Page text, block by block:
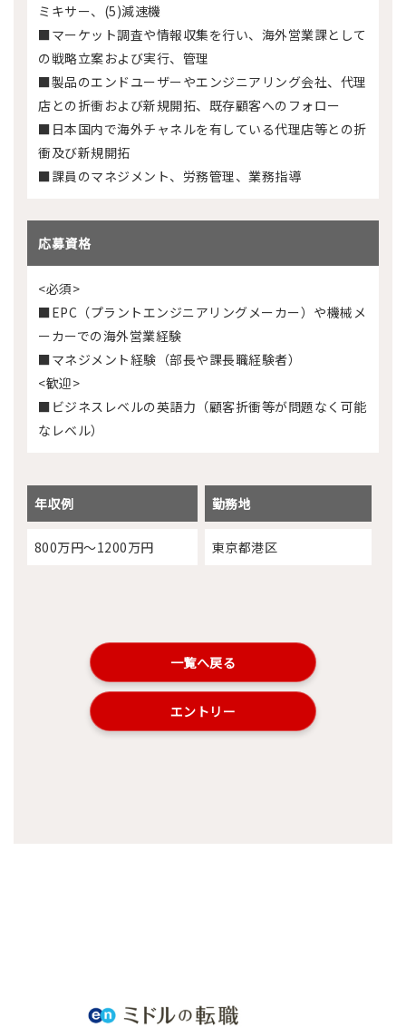
ミキサー、(5)減速機
■マーケット調査や情報収集を行い、海外営業課として
の戦略立案および実行、管理
■製品のエンドユーザーやエンジニアリング会社、代理
店との折衝および新規開拓、既存顧客へのフォロー
■日本国内で海外チャネルを有している代理店等との折
衝及び新規開拓
■課員のマネジメント、労務管理、業務指導
応募資格
<必須>
■EPC（プラントエンジニアリングメーカー）や機械メ
ーカーでの海外営業経験
■マネジメント経験（部長や課長職経験者）
<歓迎>
■ビジネスレベルの英語力（顧客折衝等が問題なく可能
なレベル）
年収例 勤務地
800万円～1200万円 東京都港区
一覧へ戻る
エントリー